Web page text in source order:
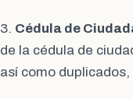
3. Cédula de
de la cédula de
así como